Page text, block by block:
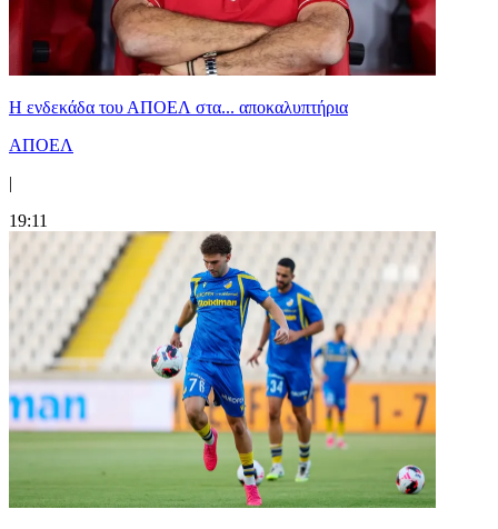
Η ενδεκάδα του ΑΠΟΕΛ στα... αποκαλυπτήρια
ΑΠΟΕΛ
|
19:11